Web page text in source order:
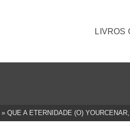
LIVROS
» QUE A ETERNIDADE (O)